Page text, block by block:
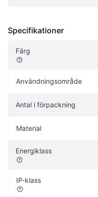
Specifikationer
Färg
Användningsområde
Antal i förpackning
Material
Energiklass
IP-klass